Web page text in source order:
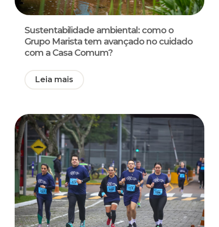
Sustentabilidade ambiental: como o
Grupo Marista tem avançado no cuidado
com a Casa Comum?
Leia mais